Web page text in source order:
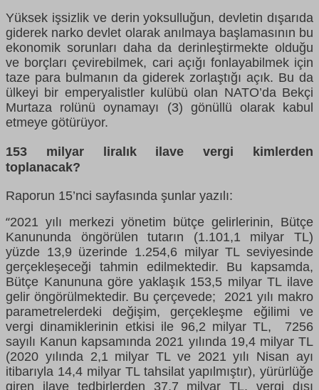
Yüksek işsizlik ve derin yoksulluğun, devletin dışarıda
giderek narko devlet olarak anılmaya başlamasının bu
ekonomik sorunları daha da derinleştirmekte olduğu
ve borçları çevirebilmek, cari açığı fonlayabilmek için
taze para bulmanın da giderek zorlaştığı açık. Bu da
ülkeyi bir emperyalistler kulübü olan NATO’da Bekçi
Murtaza rolünü oynamayı (3) gönüllü olarak kabul
etmeye götürüyor.
153 milyar liralık ilave vergi kimlerden
toplanacak?
Raporun 15’nci sayfasında şunlar yazılı:
“2021 yılı merkezi yönetim bütçe gelirlerinin, Bütçe
Kanununda öngörülen tutarın (1.101,1 milyar TL)
yüzde 13,9 üzerinde 1.254,6 milyar TL seviyesinde
gerçekleşeceği tahmin edilmektedir. Bu kapsamda,
Bütçe Kanununa göre yaklaşık 153,5 milyar TL ilave
gelir öngörülmektedir. Bu çerçevede; 2021 yılı makro
parametrelerdeki değişim, gerçekleşme eğilimi ve
vergi dinamiklerinin etkisi ile 96,2 milyar TL, 7256
sayılı Kanun kapsamında 2021 yılında 19,4 milyar TL
(2020 yılında 2,1 milyar TL ve 2021 yılı Nisan ayı
itibarıyla 14,4 milyar TL tahsilat yapılmıştır), yürürlüğe
giren ilave tedbirlerden 37,7 milyar TL, vergi dışı